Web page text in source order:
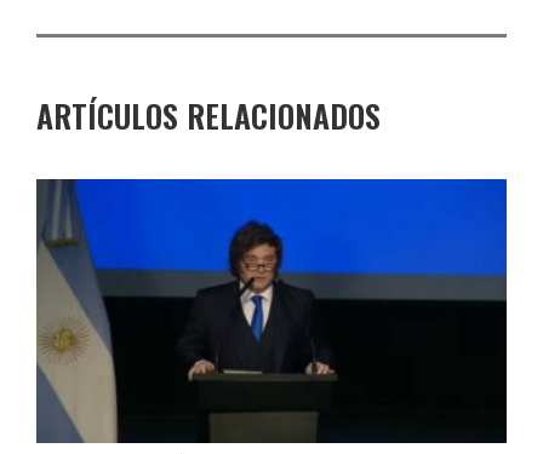
ARTÍCULOS RELACIONADOS